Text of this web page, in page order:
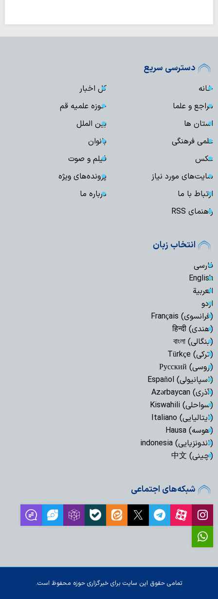
دسترسی سریع
خانه
کل اخبار
مراجع و علما
حوزه علمیه قم
استان ها
بین الملل
علمی فرهنگی
بانوان
عکس
فیلم و صوت
سایت‌های مورد نیاز
پرونده‌های ویژه
ارتباط با ما
درباره ما
راهنمای RSS
انتخاب زبان
فارسی
English
العربیة
اردو
(فرانسوی) Français
(هندی) हिन्दी
(بنگالی) বাংলা
(ترکی) Türkçe
(روسی) Русский
(اسپانیولی) Español
(آذری) Azərbaycan
(سواحلی) Kiswahili
(ایتالیایی) Italiano
(هوسه) Hausa
(اندونزیایی) indonesia
(چینی) 中文
شبکه‌های اجتماعی
تمامی حقوق این سایت برای خبرگزاری حوزه محفوظ است.